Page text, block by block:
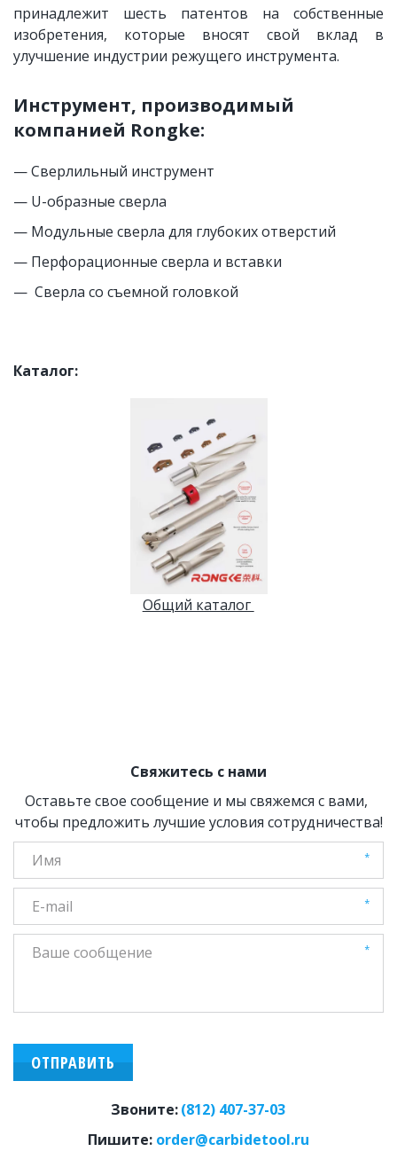
принадлежит шесть патентов на собственные
изобретения, которые вносят свой вклад в
улучшение индустрии режущего инструмента.
Инструмент, производимый
компанией Rongke:
— Сверлильный инструмент
— U-образные сверла
— Модульные сверла для глубоких отверстий
— Перфорационные сверла и вставки
—  Сверла со съемной головкой
Каталог:
Общий каталог
Свяжитесь с нами
Оставьте свое сообщение и мы свяжемся с вами,
чтобы предложить лучшие условия сотрудничества!
*
*
*
ОТПРАВИТЬ
Звоните:(812) 407-37-03
Пишите: order@carbidetool.ru